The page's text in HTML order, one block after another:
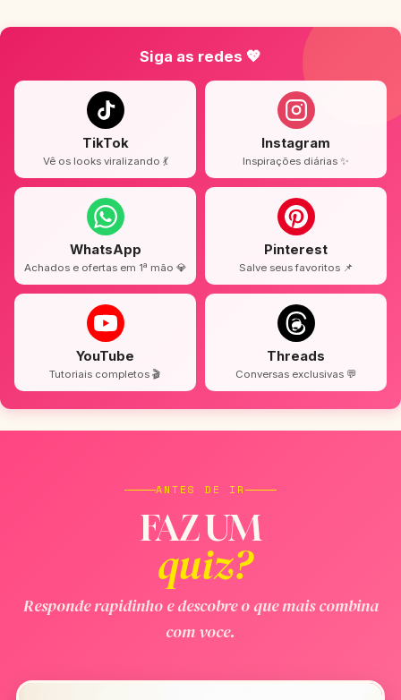
Siga as redes 💖
TikTok
Vê os looks viralizando 💃
Instagram
Inspirações diárias ✨
WhatsApp
Achados e ofertas em 1ª mão 💎
Pinterest
Salve seus favoritos 📌
YouTube
Tutoriais completos 🎬
Threads
Conversas exclusivas 💬
ANTES DE IR
FAZ UM
quiz?
Responde rapidinho e descobre o que mais combina
com voce.